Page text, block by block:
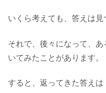
いくら考えても、答えは見
それで、後々になって、
いてみたことがあります。
すると、返ってきた答えは